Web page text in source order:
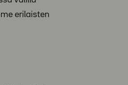
erilaisten